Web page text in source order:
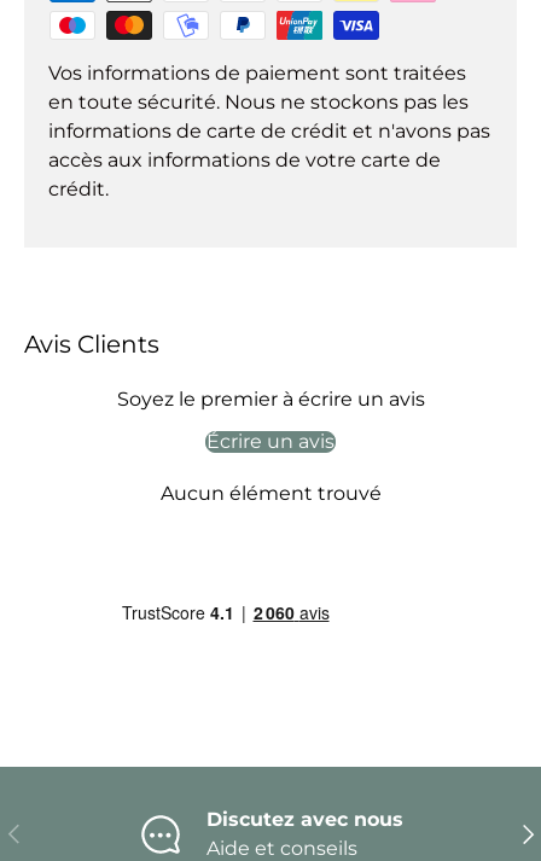
Vos informations de paiement sont traitées
en toute sécurité. Nous ne stockons pas les
informations de carte de crédit et n'avons pas
accès aux informations de votre carte de
crédit.
Avis Clients
Soyez le premier à écrire un avis
Écrire un avis
Aucun élément trouvé
Précédent
Discutez avec nous
Aide et conseils